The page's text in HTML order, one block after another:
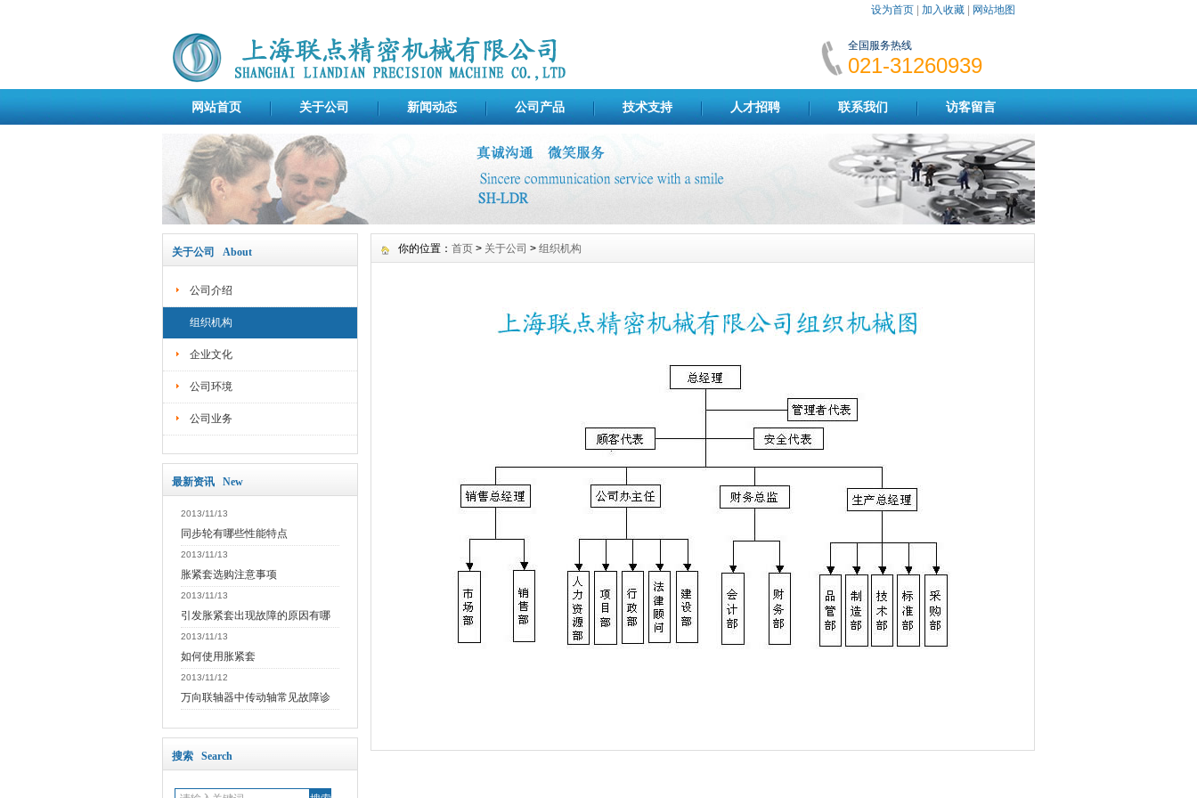
设为首页| 加入收藏| 网站地图
全国服务热线
021-31260939
网站首页 关于公司 新闻动态 公司产品 技术支持 人才招聘 联系我们 访客留言
关于公司 About
公司介绍
组织机构
企业文化
公司环境
公司业务
最新资讯 New
2013/11/13
同步轮有哪些性能特点
2013/11/13
胀紧套选购注意事项
2013/11/13
引发胀紧套出现故障的原因有哪
2013/11/13
如何使用胀紧套
2013/11/12
万向联轴器中传动轴常见故障诊
搜索 Search
你的位置： 首页 > 关于公司 > 组织机构